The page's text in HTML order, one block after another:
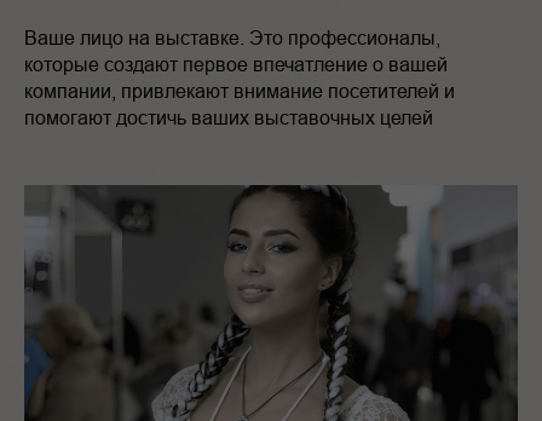
Ваше лицо на выставке. Это профессионалы,
которые создают первое впечатление о вашей
компании, привлекают внимание посетителей и
помогают достичь ваших выставочных целей